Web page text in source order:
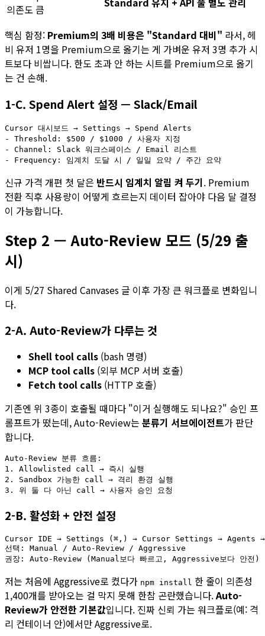
의존도 큼
핵심 함정: Premium의 3배 비용은 "Standard 대비" 라서, 헤
비 유저 1명을 Premium으로 옮기는 게 가벼운 유저 3명 추가 시
트보다 비쌉니다. 한도 초과 안 하는 시트를 Premium으로 옮기
는 건 손해.
1-C. Spend Alert 설정 — Slack/Email
Cursor 대시보드 → Settings → Spend Alerts
- Threshold: $500 / $1000 / 사용자 지정
- Channel: Slack 워크스페이스 / Email 리스트
신규 가격 개편 첫 달은 반드시 임계치 알림 켜 두기. Premium
전환 직후 사용량이 어떻게 흐르는지 데이터 잡아야 다음 달 결정
이 가능합니다.
Step 2 — Auto-Review 모드 (5/29 출
시)
이게 5/27 Shared Canvases 글 이후 가장 큰 워크플로 변화입니
다.
2-A. Auto-Review가 다루는 것
Shell tool calls (bash 명령)
MCP tool calls (외부 MCP 서버 호출)
Fetch tool calls (HTTP 호출)
기존엔 위 3종이 호출될 때마다 "이거 실행해도 되나요?" 승인 프
롬프트가 떴는데, Auto-Review는 분류기 서브에이전트가 판단
합니다.
Auto-Review 분류 흐름:
1. Allowlisted call → 즉시 실행
2. Sandbox 가능한 call → 격리 환경 실행
2-B. 활성화 + 안전 설정
Cursor IDE → Settings (⌘,) → Cursor Settings → Agents →
선택: Manual / Auto-Review / Aggressive
저는 처음에 Aggressive로 켰다가 npm install 한 줄이 의존성
1,400개를 받아오는 걸 막지 못해 한참 곤란했습니다.Auto-
Review가 안전한 기본값입니다. 진짜 신뢰 가는 워크플로(예: 격
리 컨테이너 안)에서만 Aggressive로.